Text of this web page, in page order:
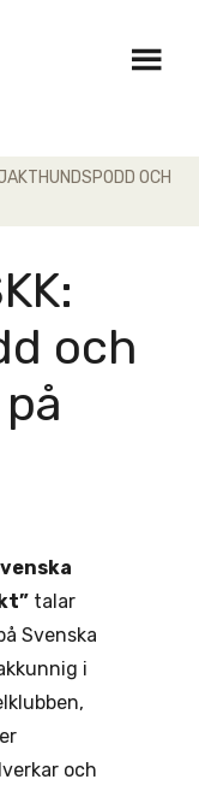
OCH
och
talar
Svenska
i
och